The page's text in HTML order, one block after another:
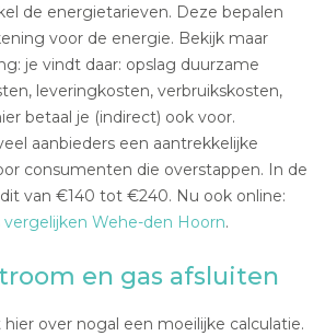
de energietarieven. Deze bepalen
voor de energie. Bekijk maar
je vindt daar: opslag duurzame
leveringkosten, verbruikskosten,
betaal je (indirect) ook voor.
aanbieders een aantrekkelijke
consumenten die overstappen. In de
van €140 tot €240. Nu ook online:
vergelijken Wehe-den Hoorn.
en gas afsluiten
over nogal een moeilijke calculatie.